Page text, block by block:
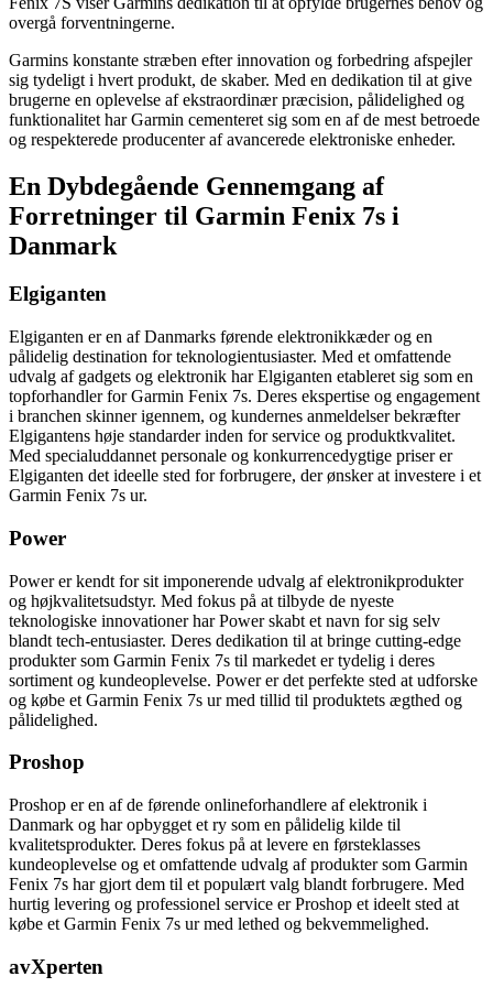
overgå forventningerne.
Garmins konstante stræben efter innovation og forbedring afspejler
sig tydeligt i hvert produkt, de skaber. Med en dedikation til at give
brugerne en oplevelse af ekstraordinær præcision, pålidelighed og
funktionalitet har Garmin cementeret sig som en af de mest betroede
og respekterede producenter af avancerede elektroniske enheder.
En Dybdegående Gennemgang af
Forretninger til Garmin Fenix 7s i
Danmark
Elgiganten
Elgiganten er en af Danmarks førende elektronikkæder og en
pålidelig destination for teknologientusiaster. Med et omfattende
udvalg af gadgets og elektronik har Elgiganten etableret sig som en
topforhandler for Garmin Fenix 7s. Deres ekspertise og engagement
i branchen skinner igennem, og kundernes anmeldelser bekræfter
Elgigantens høje standarder inden for service og produktkvalitet.
Med specialuddannet personale og konkurrencedygtige priser er
Elgiganten det ideelle sted for forbrugere, der ønsker at investere i et
Garmin Fenix 7s ur.
Power
Power er kendt for sit imponerende udvalg af elektronikprodukter
og højkvalitetsudstyr. Med fokus på at tilbyde de nyeste
teknologiske innovationer har Power skabt et navn for sig selv
blandt tech-entusiaster. Deres dedikation til at bringe cutting-edge
produkter som Garmin Fenix 7s til markedet er tydelig i deres
sortiment og kundeoplevelse. Power er det perfekte sted at udforske
og købe et Garmin Fenix 7s ur med tillid til produktets ægthed og
pålidelighed.
Proshop
Proshop er en af de førende onlineforhandlere af elektronik i
Danmark og har opbygget et ry som en pålidelig kilde til
kvalitetsprodukter. Deres fokus på at levere en førsteklasses
kundeoplevelse og et omfattende udvalg af produkter som Garmin
Fenix 7s har gjort dem til et populært valg blandt forbrugere. Med
hurtig levering og professionel service er Proshop et ideelt sted at
købe et Garmin Fenix 7s ur med lethed og bekvemmelighed.
avXperten